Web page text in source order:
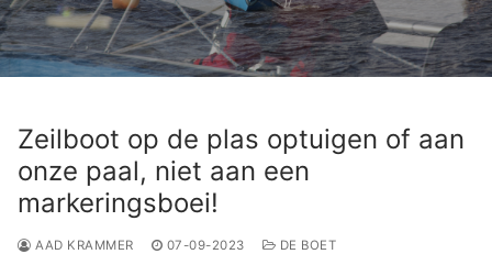
Zeilboot op de plas optuigen of aan
onze paal, niet aan een
markeringsboei!
AAD KRAMMER 07-09-2023 DE BOET